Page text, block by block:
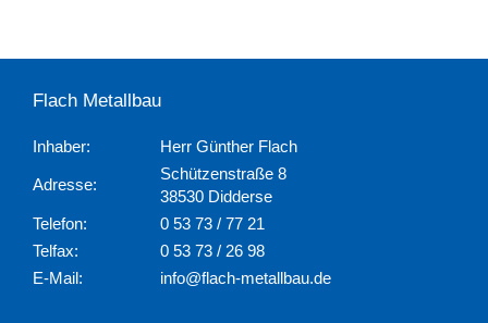
Flach Metallbau
Inhaber: Herr Günther Flach
Adresse:
Schützenstraße 8
38530 Didderse
Telefon:
0 53 73 / 77 21
Telfax:
0 53 73 / 26 98
E-Mail:
info@flach-metallbau.de